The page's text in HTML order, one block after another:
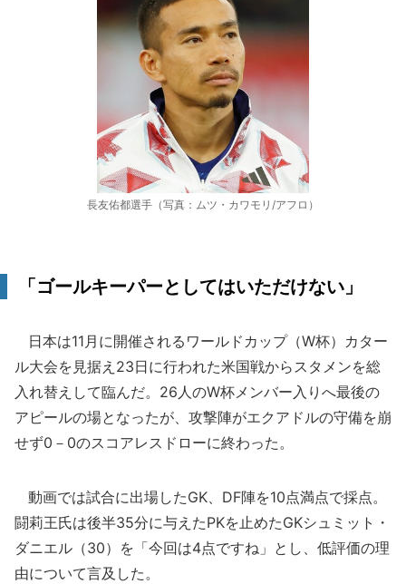
長友佑都選手（写真：ムツ・カワモリ/アフロ）
「ゴールキーパーとしてはいただけない」
日本は11月に開催されるワールドカップ（W杯）カター
ル大会を見据え23日に行われた米国戦からスタメンを総
入れ替えして臨んだ。26人のW杯メンバー入りへ最後の
アピールの場となったが、攻撃陣がエクアドルの守備を崩
せず0－0のスコアレスドローに終わった。
動画では試合に出場したGK、DF陣を10点満点で採点。
闘莉王氏は後半35分に与えたPKを止めたGKシュミット・
ダニエル（30）を「今回は4点ですね」とし、低評価の理
由について言及した。